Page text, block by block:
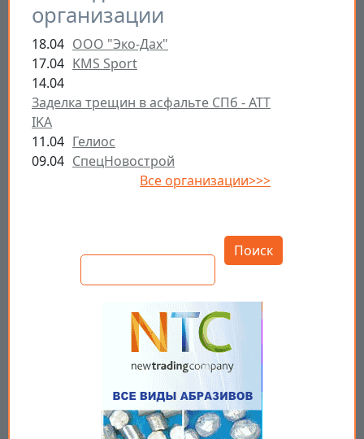
организации
18.04 ООО "Эко-Дах"
17.04 KMS Sport
14.04
Заделка трещин в асфальте СПб - ATT
IKA
11.04 Гелиос
09.04 СпецНовострой
Все организации>>>